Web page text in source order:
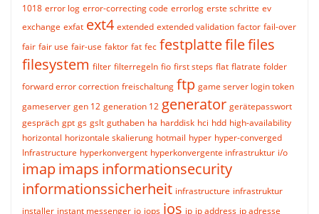
1018 error log error-correcting code errorlog erste schritte ev
exchange exfat ext4 extended extended validation factor fail-over
fair fair use fair-use faktor fat fec festplattefilefiles
filesystem filter filterregeln fio first steps flat flatrate folder
forward error correction freischaltung ftp game server login token
gameserver gen 12 generation 12 generator gerätepasswort
gespräch gpt gs gslt guthaben ha harddisk hci hdd high-availability
horizontal horizontale skalierung hotmail hyper hyper-converged
Infrastructure hyperkonvergent hyperkonvergente infrastruktur i/o
imapimaps informationsecurity
informationssicherheit infrastructure infrastruktur
installer instant messenger io iops ios ip ip address ip adresse